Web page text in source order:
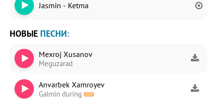
Jasmin - Ketma
НОВЫЕ ПЕСНИ:
Mexroj Xusanov
Meguzarad
Anvarbek Xamroyev
Galmin during